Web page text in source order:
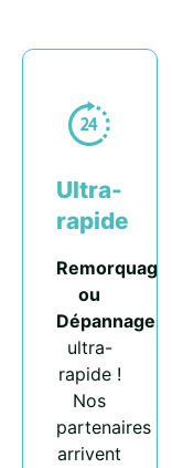
Ultra-
rapide
Remorquage
ou
Dépannage
ultra-
rapide !
Nos
partenaires
arrivent